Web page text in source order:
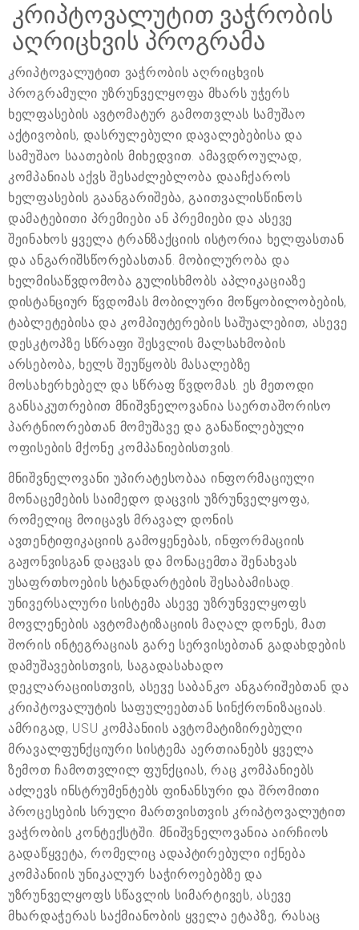
კრიპტოვალუტით ვაჭრობის
აღრიცხვის პროგრამა
კრიპტოვალუტით ვაჭრობის აღრიცხვის
პროგრამული უზრუნველყოფა მხარს უჭერს
ხელფასების ავტომატურ გამოთვლას სამუშაო
აქტივობის, დასრულებული დავალებებისა და
სამუშაო საათების მიხედვით. ამავდროულად,
კომპანიას აქვს შესაძლებლობა დააჩქაროს
ხელფასების გაანგარიშება, გაითვალისწინოს
დამატებითი პრემიები ან პრემიები და ასევე
შეინახოს ყველა ტრანზაქციის ისტორია ხელფასთან
და ანგარიშსწორებასთან. მობილურობა და
ხელმისაწვდომობა გულისხმობს აპლიკაციაზე
დისტანციურ წვდომას მობილური მოწყობილობების,
ტაბლეტებისა და კომპიუტერების საშუალებით, ასევე
დესკტოპზე სწრაფი შესვლის მალსახმობის
არსებობა, ხელს შეუწყობს მასალებზე
მოსახერხებელ და სწრაფ წვდომას. ეს მეთოდი
განსაკუთრებით მნიშვნელოვანია საერთაშორისო
პარტნიორებთან მომუშავე და განაწილებული
ოფისების მქონე კომპანიებისთვის.
მნიშვნელოვანი უპირატესობაა ინფორმაციული
მონაცემების საიმედო დაცვის უზრუნველყოფა,
რომელიც მოიცავს მრავალ დონის
ავთენტიფიკაციის გამოყენებას, ინფორმაციის
გაჟონვისგან დაცვას და მონაცემთა შენახვას
უსაფრთხოების სტანდარტების შესაბამისად.
უნივერსალური სისტემა ასევე უზრუნველყოფს
მოვლენების ავტომატიზაციის მაღალ დონეს, მათ
შორის ინტეგრაციას გარე სერვისებთან გადახდების
დამუშავებისთვის, საგადასახადო
დეკლარაციისთვის, ასევე საბანკო ანგარიშებთან და
კრიპტოვალუტის საფულეებთან სინქრონიზაციას.
ამრიგად, USU კომპანიის ავტომატიზირებული
მრავალფუნქციური სისტემა აერთიანებს ყველა
ზემოთ ჩამოთვლილ ფუნქციას, რაც კომპანიებს
აძლევს ინსტრუმენტებს ფინანსური და შრომითი
პროცესების სრული მართვისთვის კრიპტოვალუტით
ვაჭრობის კონტექსტში. მნიშვნელოვანია აირჩიოს
გადაწყვეტა, რომელიც ადაპტირებული იქნება
კომპანიის უნიკალურ საჭიროებებზე და
უზრუნველყოფს სწავლის სიმარტივეს, ასევე
მხარდაჭერას საქმიანობის ყველა ეტაპზე, რასაც